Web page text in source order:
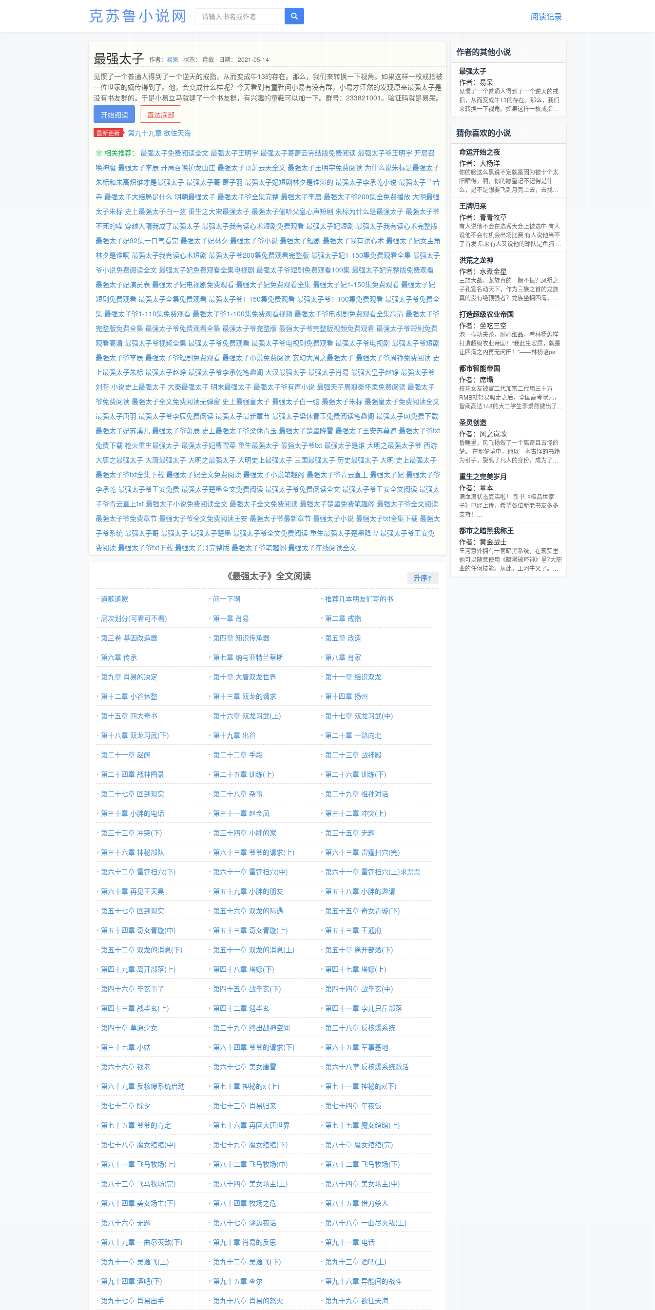
克苏鲁小说网 阅读记录
最强太子 作者： 易呆 状态： 连载 日期： 2021-05-14
见惯了一个普通人得到了一个逆天的戒指，从而变成牛13的存在。那么，我们来转换一下视角。如果这样一枚戒指被
一位世家的嫡传得到了。他，会变成什么样呢？今天看到有童鞋问小易有没有群，小易才汗然的发现原来最强太子是
没有书友群的。于是小易立马就建了一个书友群，有兴趣的童鞋可以加一下。群号：233821001。验证码就是易呆。
开始阅读
直达底部
最新更新 第九十九章 欲往天海
❀ 相关推荐： 最强太子免费阅读全文 最强太子王明宇 最强太子哥萧云完结版免费阅读 最强太子爷王明宇 开局召
唤神魔 最强太子李辰 开局召唤护龙山庄 最强太子哥萧云天全文 最强太子王明宇免费阅读 为什么说朱标是最强太子
朱标和朱高炽谁才是最强太子 最强太子哥 萧子羽 最强太子妃短剧林夕是谁演的 最强太子李承乾小说 最强太子兰若
寺 最强太子大结局是什么 明朝最强太子 最强太子爷全集完整 最强太子李晨 最强太子爷200集全免费播放 大明最强
太子朱标 史上最强太子白一弦 重生之大宋最强太子 最强太子偷听父皇心声短剧 朱标为什么是最强太子 最强太子爷
不死的喵 穿越大隋我成了最强太子 最强太子我有读心术短剧免费观看 最强太子妃短剧 最强太子我有读心术完整版
最强太子妃92集一口气看完 最强太子妃林夕 最强太子爷小说 最强太子短剧 最强太子我有读心术 最强太子妃女主角
林夕是谁啊 最强太子我有读心术短剧 最强太子爷200集免费观看完整版 最强太子妃1-150集免费观看全集 最强太子
爷小说免费阅读全文 最强太子妃免费观看全集电视剧 最强太子爷短剧免费观看100集 最强太子妃完整版免费观看
最强太子妃演员表 最强太子妃电视剧免费观看 最强太子妃免费观看全集 最强太子妃1-150集免费观看 最强太子妃
短剧免费观看 最强太子全集免费观看 最强太子爷1-150集免费观看 最强太子爷1-100集免费观看 最强太子爷免费全
集 最强太子爷1-110集免费观看 最强太子爷1-100集免费观看视频 最强太子爷电视剧免费观看全集高清 最强太子爷
完整版免费全集 最强太子爷免费观看全集 最强太子爷完整版 最强太子爷完整版视频免费观看 最强太子爷短剧免费
观看高清 最强太子爷视频全集 最强太子爷免费观看 最强太子爷电视剧免费观看 最强太子爷电视剧 最强太子爷短剧
最强太子爷李辰 最强太子爷短剧免费观看 最强太子小说免费阅读 玄幻大周之最强太子 最强太子爷周铮免费阅读 史
上最强太子朱标 最强太子赵峥 最强太子爷李承乾笔趣阁 大汉最强太子 最强太子肖易 最强大皇子赵铮 最强太子爷
刘苍 小说史上最强太子 大秦最强太子 明末最强太子 最强太子爷有声小说 最强天子周翦秦怀柔免费阅读 最强太子
爷免费阅读 最强太子全文免费阅读无弹窗 史上最强皇太子 最强太子白一弦 最强太子朱标 最强皇太子免费阅读全文
最强太子唐羽 最强太子爷李辰免费阅读 最强太子最新章节 最强太子梁休青玉免费阅读笔趣阁 最强太子txt免费下载
最强太子妃苏溪儿 最强太子爷萧辰 史上最强太子爷梁休青玉 最强太子楚墨降雪 最强太子王安苏幕遮 最强太子爷txt
免费下载 枪火重生最强太子 最强太子妃曹雪菜 重生最强太子 最强太子爷txt 最强太子是谁 大明之最强太子爷 西游
大唐之最强太子 大唐最强太子 大明之最强太子 大明史上最强太子 三国最强太子 历史最强太子 大明:史上最强太子
最强太子爷txt全集下载 最强太子妃全文免费阅读 最强太子小说笔趣阁 最强太子爷青云直上 最强太子妃 最强太子爷
李承乾 最强太子爷王安免费 最强太子楚墨全文免费阅读 最强太子爷免费阅读全文 最强太子爷王安全文阅读 最强太
子爷青云直上txt 最强太子小说免费阅读全文 最强太子全文免费阅读 最强太子楚墨免费笔趣阁 最强太子爷全文阅读
最强太子爷免费章节 最强太子爷全文免费阅读王安 最强太子爷最新章节 最强太子小说 最强太子txt全集下载 最强太
子爷系统 最强太子哥 最强太子 最强太子楚墨 最强太子爷全文免费阅读 重生最强太子楚墨降雪 最强太子爷王安免
费阅读 最强太子爷txt下载 最强太子哥完整版 最强太子爷笔趣阁 最强太子在线阅读全文
《最强太子》全文阅读 升序↑
道歉道歉 问一下啊
推荐几本朋友们写的书
层次划分(可看可不看)
第一章 肖易
第二章 戒指
第三卷 基因改造器
第四章 知识传承器
第五章 改造
第六章 传承
第七章 纳与亚特兰蒂斯
第八章 肖家
第九章 肖易的决定
第十章 大唐双龙世界
第十一章 结识双龙
第十二章 小谷休整
第十三章 双龙的请求
第十四章 扬州
第十五章 四大奇书
第十六章 双龙习武(上)
第十七章 双龙习武(中)
第十八章 双龙习武(下)
第十九章 出谷
第二十章 一路向北
第二十一章 赵阔
第二十二章 手段
第二十三章 战神殿
第二十四章 战神图录
第二十五章 训练(上)
第二十六章 训练(下)
第二十七章 回到现实
第二十八章 杂事
第二十九章 祖孙对话
第三十章 小胖的电话
第三十一章 赵金凤
第三十二章 冲突(上)
第三十三章 冲突(下)
第三十四章 小胖的家
第三十五章 无题
第三十六章 神秘部队
第六十三章 爷爷的请求(上)
第六十三章 雷霆扫穴(完)
第六十二章 雷霆扫穴(下)
第六十一章 雷霆扫穴(中)
第六十一章 雷霆扫穴(上)求票票
第六十章 再见王天昊
第五十九章 小胖的朋友
第五十八章 小胖的邀请
第五十七章 回到现实
第五十六章 双龙的际遇
第五十五章 奇女青璇(下)
第五十四章 奇女青璇(中)
第五十三章 奇女青璇(上)
第五十三章 王通府
第五十二章 双龙的消息(下)
第五十一章 双龙的消息(上)
第五十章 离开部落(下)
第四十九章 离开部落(上)
第四十八章 塔娜(下)
第四十七章 塔娜(上)
第四十六章 毕玄事了
第四十五章 战毕玄(下)
第四十四章 战毕玄(中)
第四十三章 战毕玄(上)
第四十二章 遇毕玄
第四十一章 孛儿只斤部落
第四十章 草原少女
第三十九章 终出战神空间
第三十八章 反核爆系统
第三十七章 小姑
第六十四章 爷爷的请求(下)
第六十五章 军事基地
第六十六章 钱老
第六十七章 美女唐雪
第六十八掌 反核爆系统激活
第六十九章 反核爆系统启动
第七十章 神秘的x (上)
第七十一章 神秘的x(下)
第七十二章 除夕
第七十三章 肖易归来
第七十四章 年夜饭
第七十五章 爷爷的肯定
第七十六章 再回大唐世界
第七十七章 魔女绾绾(上)
第七十八章 魔女绾绾(中)
第七十九章 魔女绾绾(下)
第八十章 魔女绾绾(完)
第八十一章 飞马牧场(上)
第八十二章 飞马牧场(中)
第八十二章 飞马牧场(下)
第八十三章 飞马牧场(完)
第八十四章 美女场主(上)
第八十四章 美女场主(中)
第八十四章 美女场主(下)
第八十四章 牧场之危
第八十五章 借刀杀人
第八十六章 无题
第八十七章 湖边夜话
第八十八章 一曲尽灭敌(上)
第八十九章 一曲尽灭敌(下)
第九十章 肖易的反思
第九十一章 电话
第九十一章 吴逸飞(上)
第九十二章 吴逸飞(下)
第九十三章 酒吧(上)
第九十四章 酒吧(下)
第九十五章 查尔
第九十六章 异能间的战斗
第九十七章 肖易出手
第九十八章 肖易的怒火 第九十九章 欲往天海
作者的其他小说
最强太子
作者：易呆
见惯了一个普通人得到了一个逆天的戒
指，从而变成牛13的存在。那么，我们
来转换一下视角。如果这样一枚戒指被
群，小易才汗然的发现原来最强太子是
没有书友群的。于是小易立马就建了一
个书友群，有兴趣的童鞋可以加一下。
群号：233821001。验证码就是易呆。
猜你喜欢的小说
命运开始之夜
作者：大杨洋
你的脸这么黑说不定就是因为被十个太
阳晒得，啊，你的愿望记不记得是什
么，是不是想要飞到月亮上去，去找你
人。远坂。 熊肉、熊肉、熊肉……胸
肉、胸肉、胸肉…… 对吧，他的母亲大
人。远坂。 Saber：哎？ Archer：……
你可以扑到我身上抱着我哭啊，他们不
会说什么的。Archer。 士郎现在对上帝
葛力姆……喂喂，冷静冷静
王牌归来
作者：青青牧草
有人说他不会在选秀大会上被选中 有人
说他不会有机会出场比赛 有人说他当不
了首发 后来有人又说他的球队是鱼腩 他
不了首轮 有人说中国人永远不行 有人
说，有人说，有人说 尽管说去好了 而他
会奋斗不息 WE BELIEVE！ 王牌归来，
谁与争锋 这是一本很爽又不会太爽的篮
球文，就这样
洪荒之龙神
作者：水煮金星
三族大战，龙族真的一蹶不振？凤祖之
子孔宣名动天下，作为三族之首的龙族
真的没有绝顶强者？龙族坐拥四海，实
者占领？洪荒亿万年，所谓的天使，众
神到底从何而来？一只菱龙，如何在洪
荒演绎自己的传奇？空间法则，时间法
则，先天至宝，都有。兄弟，徒弟，师
尊，也都有。逆天，顺天，只看心情！
打造超级农业帝国
作者：坐吃三空
泡一壶功夫茶，耐心细品，看林杨怎样
打造超级农业帝国！“我此生宏愿，就是
让四海之内再无闲田！”——林杨语ps：
都市智能帝国
作者：席塌
校花女友被官二代加富二代用三十万
RMB就轻易吸走之后，全国高考状元，
智商高达148的大二学生李景然做出了一
肥，人无横财不富，不走寻常路！在用
非常手段取得了第一笔启动资金之后，
李景然“逃往”蓉城，暂避风头，就在这
里，一次偶然的机会，他救下了一对“古
怪”的兄妹，兄妹为了感激他的救命之
到底是什么呢？又能让李景然的人生发
生怎样的转折？敬
圣灵创造
作者：风之岚歌
昏睡里，风飞扬做了一个离奇且古怪的
梦。 在那梦境中，他以一本古怪的书籍
为引子，脱离了凡人的身份，成为了一
壁间，将自身的荣光播散在下物质界诸
多位面，以此来获得信仰，收纳信徒，
积累力量，再在上物质界上开疆扩土，
征战四方…… 这个梦作了许久……就在
他将要与最后的敌人分出胜负时，他醒
现实！ －－－－－－－－ 这是一个混合
了多种元素，为了
重生之完美岁月
作者：摹本
满血满状态复活啦！ 新书《极品世家
子》已经上传，希望各位新老书友多多
支持！
陈泽回到了读初三的那一年，那浅浅淡
淡、宛如撞击后又各自散去的浪花般的
回忆，忽然间变得汹涌澎湃。 曾经与自
己擦肩而过的红颜、那些在回忆里可望
而不可及的身影，都开始对自己回眸盈
都市之暗黑我称王
作者：黄金战士
王河意外拥有一套暗黑系统，在现实里
他可以随意使用《暗黑破坏神》里7大职
业的任何技能。从此，王河牛叉了。野